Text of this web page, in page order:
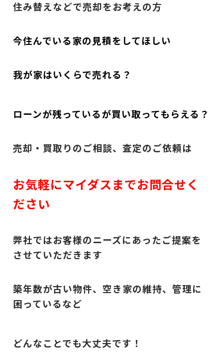
住み替えなどで売却をお考えの方
今住んでいる家の見積をしてほしい
我が家はいくらで売れる？
ローンが残っているが買い取ってもらえる？
売却・買取りのご相談、査定のご依頼は
お気軽にマイダスまでお問合せく
ださい
弊社ではお客様のニーズにあったご提案を
させていただきます
築年数が古い物件、空き家の維持、管理に
困っているなど
どんなことでも大丈夫です！